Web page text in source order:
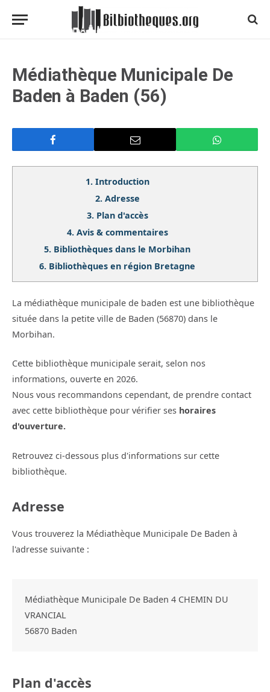
Médiathèque Municipale De
Baden à Baden (56)
1. Introduction
2. Adresse
3. Plan d'accès
4. Avis & commentaires
5. Bibliothèques dans le Morbihan
6. Bibliothèques en région Bretagne
La médiathèque municipale de baden est une bibliothèque
située dans la petite ville de Baden (56870) dans le
Morbihan.
Cette bibliothèque municipale serait, selon nos
informations, ouverte en 2026.
Nous vous recommandons cependant, de prendre contact
avec cette bibliothèque pour vérifier ses horaires
d'ouverture.
Retrouvez ci-dessous plus d'informations sur cette
bibliothèque.
Adresse
Vous trouverez la Médiathèque Municipale De Baden à
l'adresse suivante :
Médiathèque Municipale De Baden 4 CHEMIN DU
VRANCIAL
56870 Baden
Plan d'accès